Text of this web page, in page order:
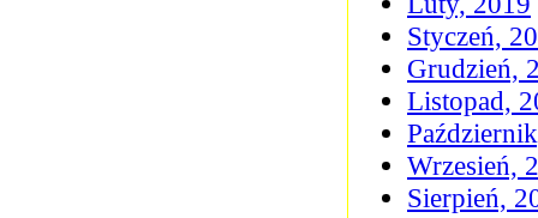
Styczeń,
Grudzień,
Listopad,
Wrzesień,
Sierpień,